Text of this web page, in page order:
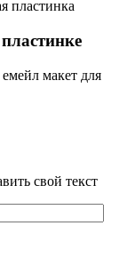
пластинка
макет для
свой текст